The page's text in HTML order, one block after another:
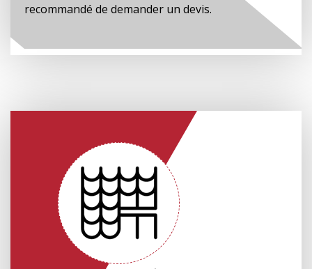
recommandé de demander un devis.